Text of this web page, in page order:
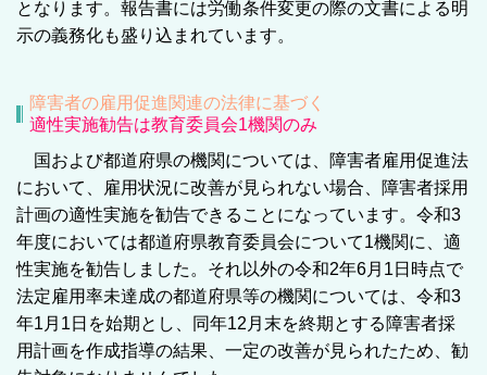
となります。報告書には労働条件変更の際の文書による明
示の義務化も盛り込まれています。
障害者の雇用促進関連の法律に基づく
適性実施勧告は教育委員会1機関のみ
国および都道府県の機関については、障害者雇用促進法
において、雇用状況に改善が見られない場合、障害者採用
計画の適性実施を勧告できることになっています。令和3
年度においては都道府県教育委員会について1機関に、適
性実施を勧告しました。それ以外の令和2年6月1日時点で
法定雇用率未達成の都道府県等の機関については、令和3
年1月1日を始期とし、同年12月末を終期とする障害者採
用計画を作成指導の結果、一定の改善が見られたため、勧